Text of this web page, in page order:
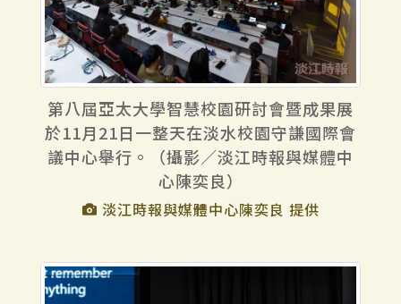
第八屆亞太大學智慧校園研討會暨成果展
於11月21日一整天在淡水校園守謙國際會
議中心舉行。（攝影／淡江時報與媒體中
心陳奕良）
淡江時報與媒體中心陳奕良 提供